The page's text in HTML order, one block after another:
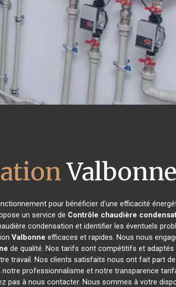
Valbonne
pour bénéficier d'une efficacité
un service de Contrôle chaudière
condensation et identifier les éventuels
Valbonne efficaces et rapides. Nous nous
de qualité. Nos tarifs sont compétitifs et adaptés
travail. Nos clients satisfaits nous ont fait part
notre professionnalisme et notre transparence
pas à nous contacter. Nous sommes à votre